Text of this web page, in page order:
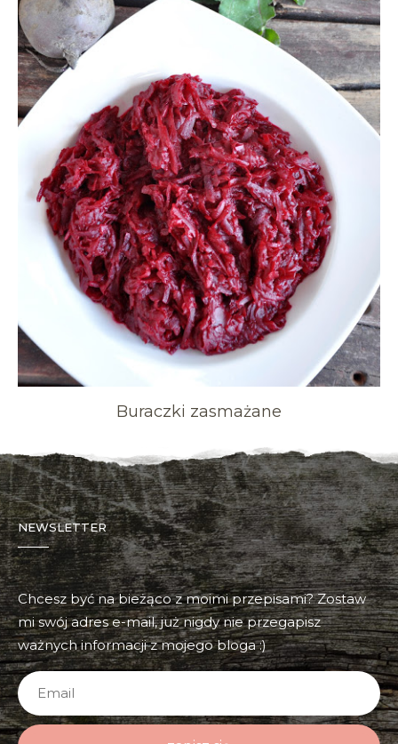
Buraczki zasmażane
NEWSLETTER
Chcesz być na bieżąco z moimi przepisami? Zostaw
mi swój adres e-mail, już nigdy nie przegapisz
ważnych informacji z mojego bloga :)